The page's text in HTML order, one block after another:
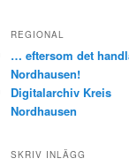
REGIONAL
… eftersom det
Nordhausen!
Digitalarchiv Kreis
Nordhausen
SKRIV INLÄGG